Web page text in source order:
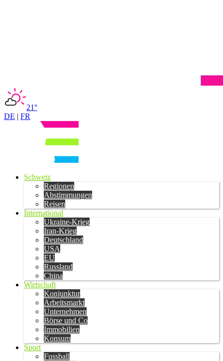
21°
DE | FR
Schweiz
Regionen
Abstimmungen
Reisen
International
Ukraine-Krieg
Iran-Krieg
Deutschland
USA
EU
Russland
China
Wirtschaft
Konjunktur
Arbeitsmarkt
Unternehmen
Börse und Co
Immobilien
Konsum
Sport
Fussball